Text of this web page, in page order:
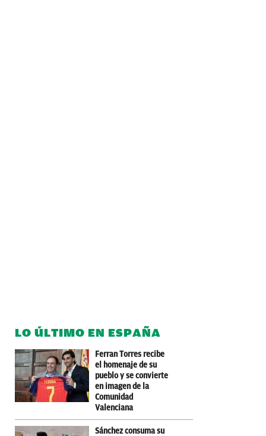
LO ÚLTIMO EN ESPAÑA
Ferran Torres recibe
el homenaje de su
pueblo y se convierte
en imagen de la
Comunidad
Valenciana
Sánchez consuma su